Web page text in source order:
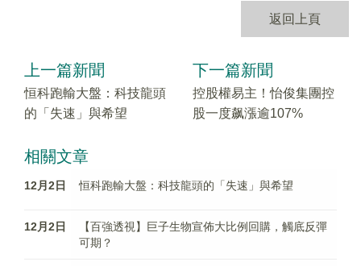
返回上頁
上一篇新聞
恒科跑輸大盤：科技龍頭
的「失速」與希望
下一篇新聞
控股權易主！怡俊集團控
股一度飙漲逾107%
相關文章
12月2日 恒科跑輸大盤：科技龍頭的「失速」與希望
12月2日
【百強透視】巨子生物宣佈大比例回購，觸底反彈
可期？